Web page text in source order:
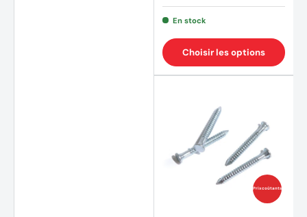
(2
En stock
Choisir les options
Prix coûtants